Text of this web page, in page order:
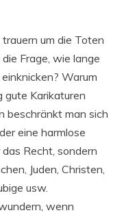
um die Toten
Frage, wie lange
Warum
gute Karikaturen
beschränkt man sich
eine harmlose
Recht, sondern
Juden, Christen,
usw.
wenn